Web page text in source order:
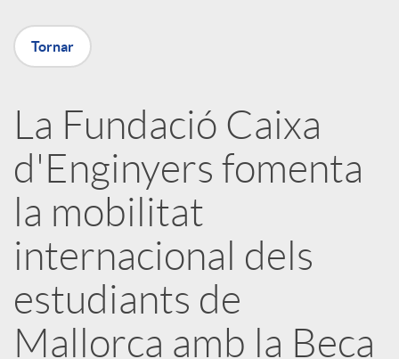
X
a
r
x
e
s
Tornar
La Fundació Caixa
d'Enginyers fomenta
la mobilitat
internacional dels
estudiants de
Mallorca amb la Beca